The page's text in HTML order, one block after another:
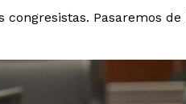
Pasaremos de